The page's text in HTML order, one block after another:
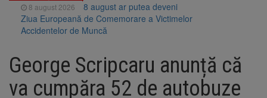
8 august 2026
8 august ar putea deveni
Ziua Europeană de Comemorare a Victimelor
Accidentelor de Muncă
fostului complex Duplex 91, de lângă Piața
Star
8 august 2026
Ungaria renunță la apelul
pentru reducerea consumului de energie.
George Scripcaru anunță că
va cumpăra 52 de autobuze